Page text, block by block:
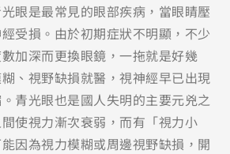
眼是最常見的眼部疾病，當眼睛壓
受損。由於初期症狀不明顯，不少
加深而更換眼鏡，一拖就是好幾
、視野缺損就醫，視神經早已出現
青光眼也是國人失明的主要元兇之
使視力漸次衰弱，而有「視力小
因為視力模糊或周邊視野缺損，開